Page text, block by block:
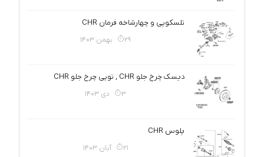
تلسکوپی و چهارشاخه فرمان CHR
29 بهمن 1403
دیسک چرخ جلو CHR , توپی چرخ جلو CHR
3 دی 1403
پلوس CHR
21 آبان 1403